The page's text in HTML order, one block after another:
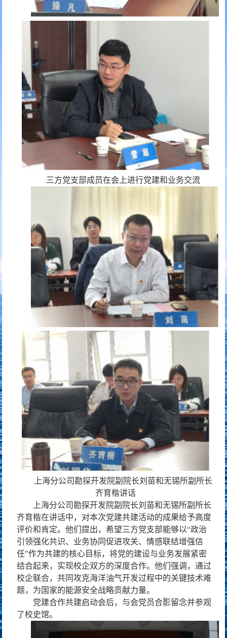
三方党支部成员在会上进行党建和业务交流
上海分公司勘探开发院副院长刘苗和无锡所副所长
齐育楷讲话
上海分公司勘探开发院副院长刘苗和无锡所副所长
齐育楷在讲话中，对本次党建共建活动的成果给予高度
评价和肯定。他们提出，希望三方党支部能够以“政治
引领强化共识、业务协同促进攻关、情感联结增强信
任”作为共建的核心目标，将党的建设与业务发展紧密
结合起来，实现校企双方的深度合作。他们强调，通过
校企联合，共同攻克海洋油气开发过程中的关键技术难
题，为国家的能源安全战略贡献力量。
党建合作共建启动会后，与会党员合影留念并参观
了校史馆。